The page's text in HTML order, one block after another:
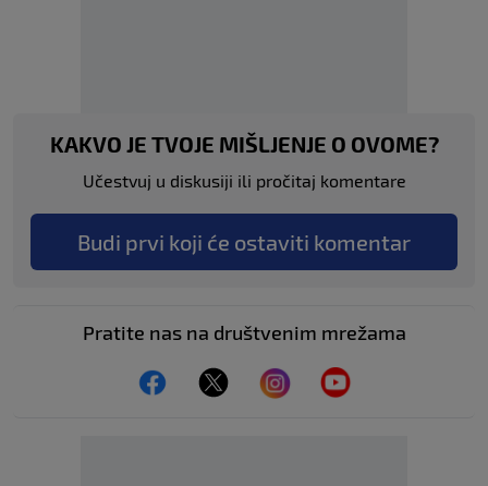
KAKVO JE TVOJE MIŠLJENJE O OVOME?
Učestvuj u diskusiji ili pročitaj komentare
Budi prvi koji će ostaviti komentar
Pratite nas na društvenim mrežama